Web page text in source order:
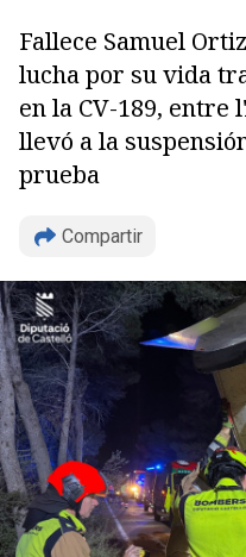
Fallece Samuel
lucha por su vida
en la CV-189, entre
llevó a la
prueba
Compartir
Copiar